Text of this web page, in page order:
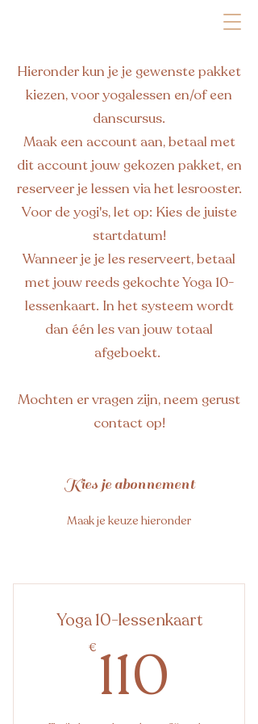
Hieronder kun je je gewenste pakket
kiezen, voor yogalessen en/of een
danscursus.
Maak een account aan, betaal met
dit account jouw gekozen pakket, en
reserveer je lessen via het lesrooster.
Voor de yogi's, let op: Kies de juiste
startdatum!
Wanneer je je les reserveert, betaal
met jouw reeds gekochte Yoga 10-
lessenkaart. In het systeem wordt
dan één les van jouw totaal
afgeboekt.
Mochten er vragen zijn, neem gerust
contact op!
Kies je abonnement
Maak je keuze hieronder
Yoga 10-lessenkaart
€ 110